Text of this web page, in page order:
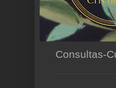
Consultas-